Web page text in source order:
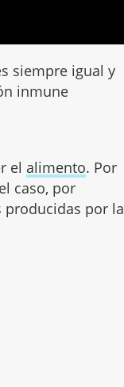
siempre igual y
inmune
el alimento. Por
caso, por
producidas por la